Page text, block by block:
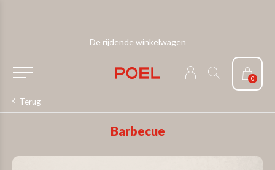
0
De rijdende winkelwagen
Terug
Barbecue